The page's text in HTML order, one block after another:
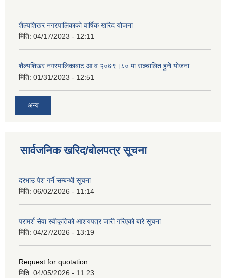
शैल्यशिखर नगरपालिकाको वार्षिक खरिद योजना
मिति: 04/17/2023 - 12:11
शैल्यशिखर नगरपालिकाबाट आ व २०७९।८० मा सञ्चालित हुने योजना
मिति: 01/31/2023 - 12:51
अन्य
सार्वजनिक खरिद/बोलपत्र सूचना
दरभाउ पेश गर्ने सम्बन्धी सूचना
मिति: 06/02/2026 - 11:14
परामर्श सेवा स्वीकृतिको आशयपत्र जारी गरिएको बारे सूचना
मिति: 04/27/2026 - 13:19
Request for quotation
मिति: 04/05/2026 - 11:23